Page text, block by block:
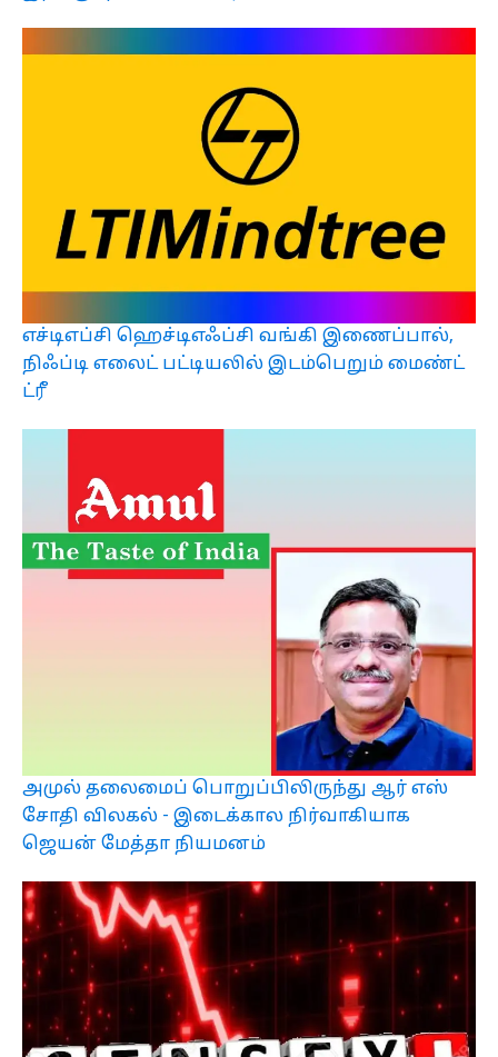
எச்டிஎப்சி ஹெச்டிஎஃப்சி வங்கி இணைப்பால்,
நிஃப்டி எலைட் பட்டியலில் இடம்பெறும் மைண்ட்
ட்ரீ
அமுல் தலைமைப் பொறுப்பிலிருந்து ஆர் எஸ்
சோதி விலகல் - இடைக்கால நிர்வாகியாக
ஜெயன் மேத்தா நியமனம்